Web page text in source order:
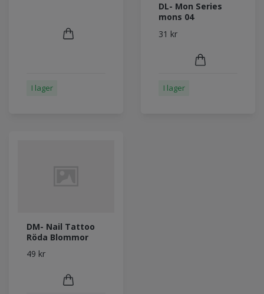
I lager
DL- Mon Series
mons 04
31 kr
I lager
DM- Nail Tattoo
Röda Blommor
49 kr